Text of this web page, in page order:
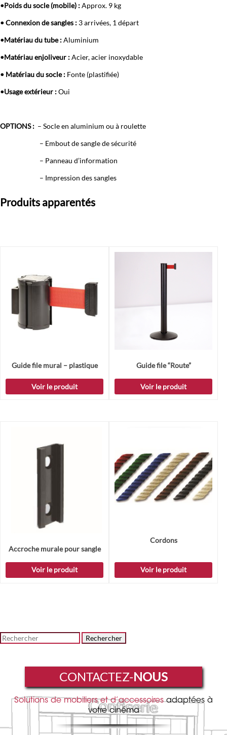
•Poids du socle (mobile) :Approx. 9 kg
• Connexion de sangles : 3 arrivées, 1 départ
•Matériau du tube :Aluminium
•Matériau enjoliveur :Acier, acier inoxydable
• Matériau du socle : Fonte (plastifiée)
•Usage extérieur :Oui
OPTIONS : – Socle en aluminium ou à roulette
– Embout de sangle de sécurité
– Panneau d’information
– Impression des sangles
Produits apparentés
Guide file mural – plastique
Voir le produit
Guide file “Route”
Voir le produit
Accroche murale pour sangle
Voir le produit
Cordons
Voir le produit
Rechercher
CONTACTEZ-NOUS
Solutions de mobiliers et d’accessoiresadaptées à
votre cinéma